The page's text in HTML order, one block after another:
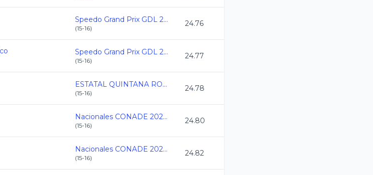
Speedo Grand Prix GDL 2024
(15-16)
24.76
Speedo Grand Prix GDL 2024
(15-16)
24.77
ESTATAL QUINTANA ROO CC 2024
(15-16)
24.78
Nacionales CONADE 2024 - Natacion
(15-16)
24.80
Nacionales CONADE 2024 - Natacion
(15-16)
24.82